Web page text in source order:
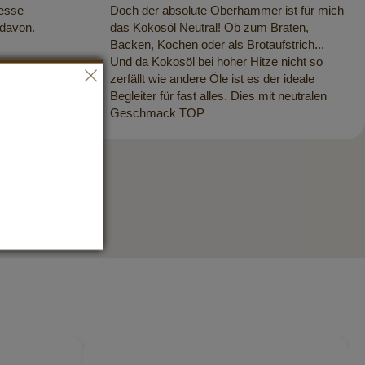
Doch der absolute Oberhammer ist für mich
das Kokosöl Neutral! Ob zum Braten,
Backen, Kochen oder als Brotaufstrich...
Und da Kokosöl bei hoher Hitze nicht so
zerfällt wie andere Öle ist es der ideale
Begleiter für fast alles. Dies mit neutralen
Geschmack TOP